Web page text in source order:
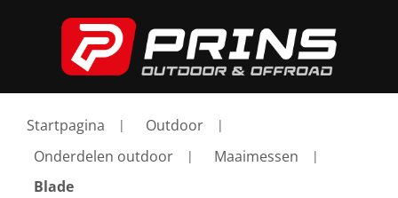
Startpagina
Outdoor
Onderdelen outdoor
Maaimessen
Blade